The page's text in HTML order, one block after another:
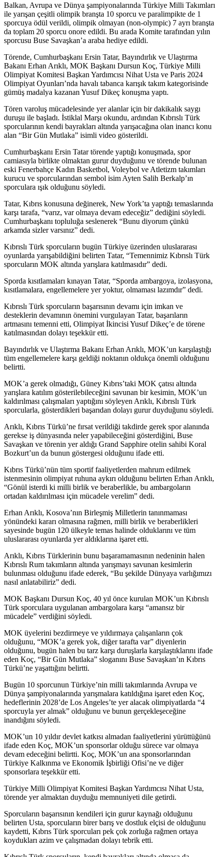
Balkan, Avrupa ve Dünya şampiyonalarında Türkiye Milli Takımları
ile yarışan çeşitli olimpik branşta 10 sporcu ve paralimpikte de 1
sporcuya ödül verildi, olimpik olmayan (non-olympic) 7 ayrı branşta
da toplam 20 sporcu onore edildi. Bu arada Komite tarafından yılın
sporcusu Buse Savaşkan’a araba hediye edildi.
Törende, Cumhurbaşkanı Ersin Tatar, Bayındırlık ve Ulaştırma
Bakanı Erhan Arıklı, MOK Başkanı Dursun Koç, Türkiye Milli
Olimpiyat Komitesi Başkan Yardımcısı Nihat Usta ve Paris 2024
Olimpiyat Oyunları’nda havalı tabanca karışık takım kategorisinde
gümüş madalya kazanan Yusuf Dikeç konuşma yaptı.
Tören varoluş mücadelesinde yer alanlar için bir dakikalık saygı
duruşu ile başladı. İstiklal Marşı okundu, ardından Kıbrıslı Türk
sporcularının kendi bayrakları altında yarışacağına olan inancı konu
alan “Bir Gün Mutlaka” isimli video gösterildi.
Cumhurbaşkanı Ersin Tatar törende yaptığı konuşmada, spor
camiasıyla birlikte olmaktan gurur duyduğunu ve törende bulunan
eski Fenerbahçe Kadın Basketbol, Voleybol ve Atletizm takımları
kurucu ve sporcularından sembol isim Ayten Salih Berkalp’ın
sporculara ışık olduğunu söyledi.
Tatar, Kıbrıs konusuna değinerek, New York’ta yaptığı temaslarında
karşı tarafa, “varız, var olmaya devam edeceğiz” dediğini söyledi.
Cumhurbaşkanı topluluğa seslenerek “Bunu diyorum çünkü
arkamda sizler varsınız” dedi.
Kıbrıslı Türk sporcuların bugün Türkiye üzerinden uluslararası
oyunlarda yarışabildiğini belirten Tatar, “Temennimiz Kıbrıslı Türk
sporcuların MOK altında yarışlara katılmasıdır” dedi.
Sporda kısıtlamaları kınayan Tatar, “Sporda ambargoya, izolasyona,
kısıtlamalara, engellemelere yer yoktur, olmaması lazımdır” dedi.
Kıbrıslı Türk sporcuların başarısının devamı için imkan ve
desteklerin devamının önemini vurgulayan Tatar, başarıların
artmasını temenni etti, Olimpiyat İkincisi Yusuf Dikeç’e de törene
katılmasından dolayı teşekkür etti.
Bayındırlık ve Ulaştırma Bakanı Erhan Arıklı, MOK’un karşılaştığı
tüm engellemelere karşı geldiği noktanın oldukça önemli olduğunu
belirtti.
MOK’a gerek olmadığı, Güney Kıbrıs’taki MOK çatısı altında
yarışlara katılım gösterilebileceğini savunan bir kesimin, MOK’un
kaldırılması çalışmaları yaptığını söyleyen Arıklı, Kıbrıslı Türk
sporcularla, gösterdikleri başarıdan dolayı gurur duyduğunu söyledi.
Arıklı, Kıbrıs Türkü’ne fırsat verildiği takdirde gerek spor alanında
gerekse iş dünyasında neler yapabileceğini gösterdiğini, Buse
Savaşkan ve törenin yer aldığı Grand Sapphire otelin sahibi Koral
Bozkurt’un da bunun göstergesi olduğunu ifade etti.
Kıbrıs Türkü’nün tüm sportif faaliyetlerden mahrum edilmek
istenmesinin olimpiyat ruhuna aykırı olduğunu belirten Erhan Arıklı,
“Gönül isterdi ki milli birlik ve beraberlikle, bu ambargoların
ortadan kaldırılması için mücadele verelim” dedi.
Erhan Arıklı, Kosova’nın Birleşmiş Milletlerin tanınmaması
yönündeki kararı olmasına rağmen, milli birlik ve beraberlikleri
sayesinde bugün 120 ülkeyle temas halinde olduklarını ve tüm
uluslararası oyunlarda yer aldıklarına işaret etti.
Arıklı, Kıbrıs Türklerinin bunu başaramamasının nedeninin halen
Kıbrıslı Rum takımların altında yarışmayı savunan kesimlerin
bulunması olduğunu ifade ederek, “Bu şekilde Dünyaya varlığımızı
nasıl anlatabiliriz” dedi.
MOK Başkanı Dursun Koç, 40 yıl önce kurulan MOK’un Kıbrıslı
Türk sporculara uygulanan ambargolara karşı “amansız bir
mücadele” verdiğini söyledi.
MOK üyelerini bezdirmeye ve yıldırmaya çalışanların çok
olduğunu, “MOK’a gerek yok, diğer tarafta var” diyenlerin
olduğunu, bugün halen bu tarz karşı duruşlarla karşılaştıklarını ifade
eden Koç, “Bir Gün Mutlaka” sloganını Buse Savaşkan’ın Kıbrıs
Türkü’ne yaşattığını belirtti.
Bugün 10 sporcunun Türkiye’nin milli takımlarında Avrupa ve
Dünya şampiyonalarında yarışmalara katıldığına işaret eden Koç,
hedeflerinin 2028’de Los Angeles’te yer alacak olimpiyatlarda “4
sporcuyla yer almak” olduğunu ve bunun gerçekleşeceğine
inandığını söyledi.
MOK’un 10 yıldır devlet katkısı almadan faaliyetlerini yürüttüğünü
ifade eden Koç, MOK’un sponsorlar olduğu sürece var olmaya
devam edeceğini belirtti. Koç, MOK’un ana sponsorlarından
Türkiye Kalkınma ve Ekonomik İşbirliği Ofisi’ne ve diğer
sponsorlara teşekkür etti.
Türkiye Milli Olimpiyat Komitesi Başkan Yardımcısı Nihat Usta,
törende yer almaktan duyduğu memnuniyeti dile getirdi.
Sporcuların başarısının kendileri için gurur kaynağı olduğunu
belirten Usta, sporcuların birer barış ve dostluk elçisi de olduğunu
kaydetti, Kıbrıs Türk sporcuları pek çok zorluğa rağmen ortaya
koydukları azim ve çalışmadan dolayı tebrik etti.